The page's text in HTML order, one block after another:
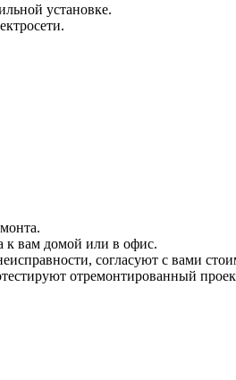
установке.
к вам домой или в офис.
согласуют с вами
отремонтированный